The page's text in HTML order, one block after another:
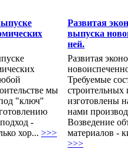
мы
"ключ"
-
хор... >>>
Развитая
выпуска
ней.
Развитая
Требуемые
строительных
изготовлены
нами
Возведение
материалов -
>>>